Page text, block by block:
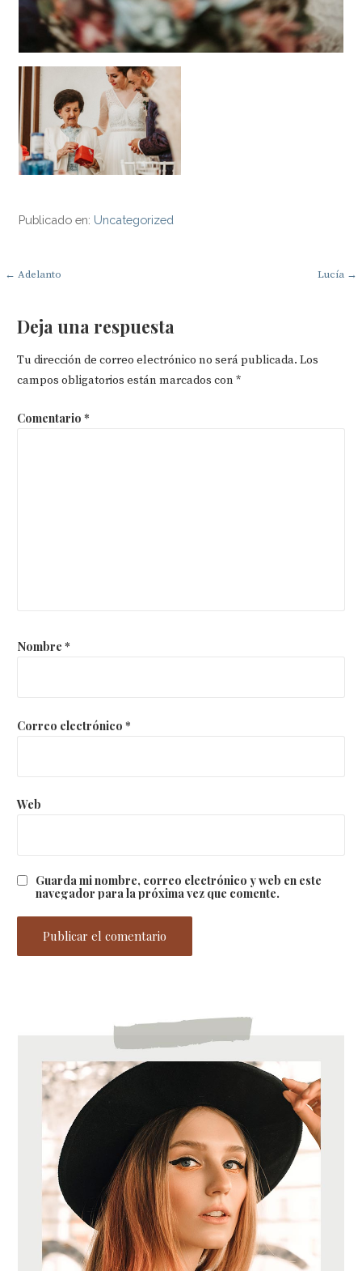
Publicado en: Uncategorized
Navegación
entradas
← Adelanto Lucía →
Deja una respuesta
Tu dirección de correo electrónico no será publicada. Los
campos obligatorios están marcados con *
Comentario *
Nombre *
Correo electrónico *
Web
Guarda mi nombre, correo electrónico y web en este
navegador para la próxima vez que comente.